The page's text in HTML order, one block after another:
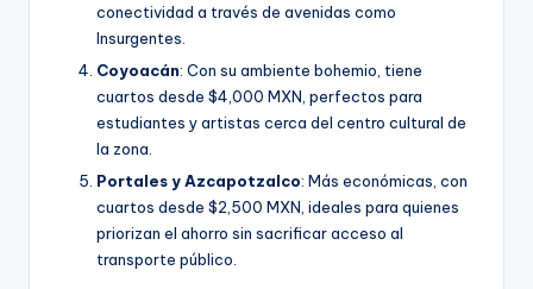
conectividad a través de avenidas como
Insurgentes.
Coyoacán: Con su ambiente bohemio, tiene
cuartos desde $4,000 MXN, perfectos para
estudiantes y artistas cerca del centro cultural de
la zona.
Portales y Azcapotzalco: Más económicas, con
cuartos desde $2,500 MXN, ideales para quienes
priorizan el ahorro sin sacrificar acceso al
transporte público.